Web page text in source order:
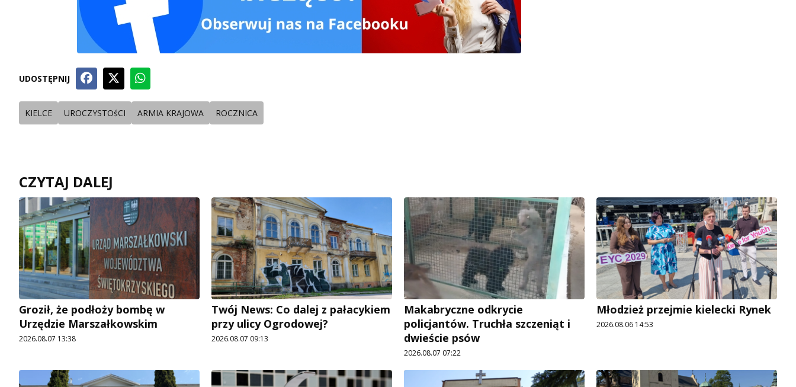
UDOSTĘPNIJ
KIELCE UROCZYSTOśCI ARMIA KRAJOWA ROCZNICA
CZYTAJ DALEJ
Groził, że podłoży bombę w
Urzędzie Marszałkowskim
2026.08.07 13:38
Twój News: Co dalej z pałacykiem
przy ulicy Ogrodowej?
2026.08.07 09:13
Makabryczne odkrycie
policjantów. Truchła szczeniąt i
dwieście psów
2026.08.07 07:22
Młodzież przejmie kielecki Rynek
2026.08.06 14:53